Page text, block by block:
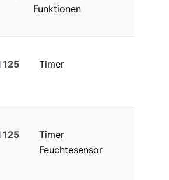
Funktionen
125
Timer
125
Timer
Feuchtesensor